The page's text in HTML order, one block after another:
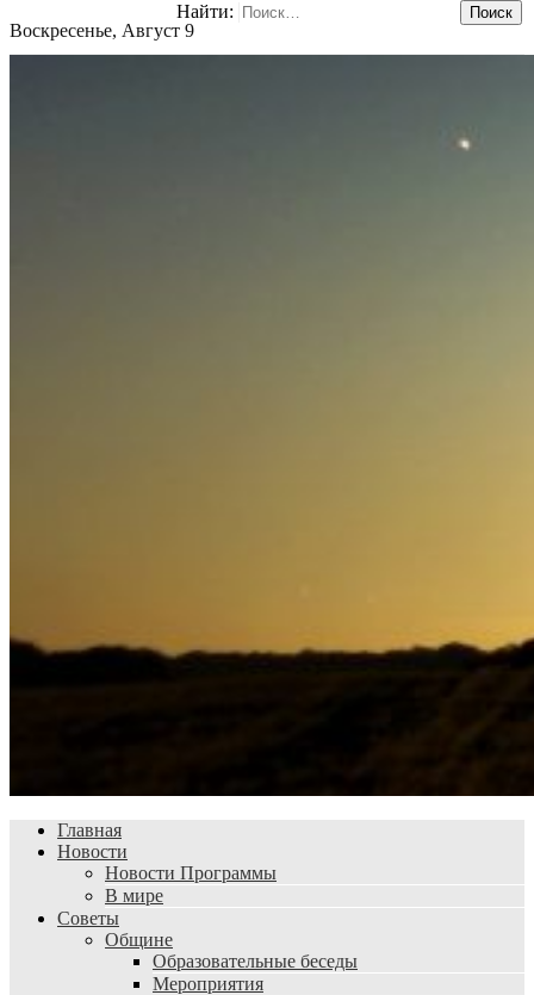
Воскресенье, Август 9
Найти:
Главная
Новости
Новости Программы
В мире
Советы
Общине
Образовательные беседы
Мероприятия